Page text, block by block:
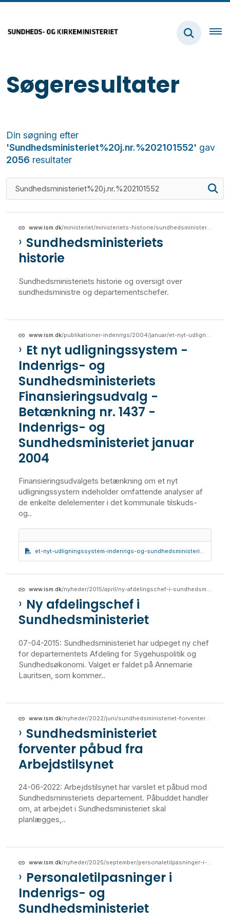
Søgeresultater
Din søgning efter
'Sundhedsministeriet%20j.nr.%202101552' gav
2056 resultater
www.ism.dk/ministeriet/ministeriets-historie/sundhedsministeriet
Sundhedsministeriets
historie
Sundhedsministeriets historie og oversigt over
sundhedsministre og departementschefer.
www.ism.dk/publikationer-indenrigs/2004/januar/et-nyt-udligningssystem-indenrigs-og-sundhedsministeriets-finansieringsudvalg-betaenkning-nr-1437-indenrigs-og-sundhedsministeriet-januar-2004
Et nyt udligningssystem -
Indenrigs- og
Sundhedsministeriets
Finansieringsudvalg -
Betænkning nr. 1437 -
Indenrigs- og
Sundhedsministeriet januar
2004
Finansieringsudvalgets betænkning om et nyt
udligningssystem indeholder omfattende analyser af
de enkelte delelementer i det kommunale tilskuds-
og..
et-nyt-udligningssystem-indenrigs-og-sundhedsministeriets-finansieringsudvalg-betaenkning-nr-1437-indenrigs-og-sundhedsministeriet-januar-2004
www.ism.dk/nyheder/2015/april/ny-afdelingschef-i-sundhedsministeriet
Ny afdelingschef i
Sundhedsministeriet
07-04-2015: Sundhedsministeriet har udpeget ny chef
for departementets Afdeling for Sygehuspolitik og
Sundhedsøkonomi. Valget er faldet på Annemarie
Lauritsen, som kommer..
www.ism.dk/nyheder/2022/juni/sundhedsministeriet-forventer-paabud-fra-arbejdstilsynet
Sundhedsministeriet
forventer påbud fra
Arbejdstilsynet
24-06-2022: Arbejdstilsynet har varslet et påbud mod
Sundhedsministeriets departement. Påbuddet handler
om, at arbejdet i Sundhedsministeriet skal
planlægges,..
www.ism.dk/nyheder/2025/september/personaletilpasninger-i-indenrigs-og-sundhedsministeriet
Personaletilpasninger i
Indenrigs- og
Sundhedsministeriet